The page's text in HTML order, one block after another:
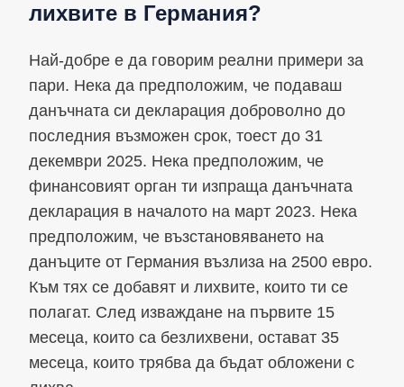
лихвите в Германия?
Най-добре е да говорим реални примери за
пари. Нека да предположим, че подаваш
данъчната си декларация доброволно до
последния възможен срок, тоест до 31
декември 2025. Нека предположим, че
финансовият орган ти изпраща данъчната
декларация в началото на март 2023. Нека
предположим, че възстановяването на
данъците от Германия възлиза на 2500 евро.
Към тях се добавят и лихвите, които ти се
полагат. След изваждане на първите 15
месеца, които са безлихвени, остават 35
месеца, които трябва да бъдат обложени с